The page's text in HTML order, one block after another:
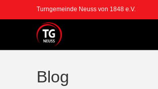
Turngemeinde Neuss von 1848 e.V.
Blog